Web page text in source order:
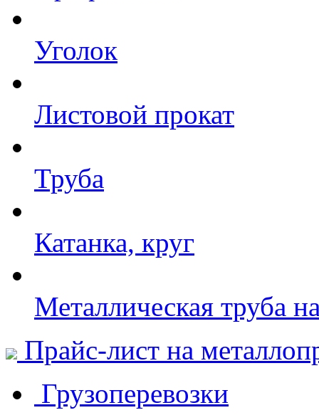
Уголок
Листовой прокат
Труба
Катанка, круг
Металлическая труба
Прайс-лист на
Грузоперевозки